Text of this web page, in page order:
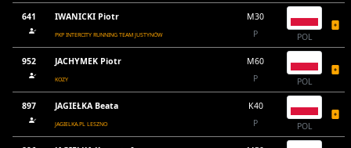
641 IWANICKI Piotr
PKP INTERCITY RUNNING TEAM JUSTYNÓW
M30
P
POL
952 JACHYMEK Piotr
KOZY
M60
P
POL
897 JAGIEŁKA Beata
JAGIELKA.PL LESZNO
K40
P
POL